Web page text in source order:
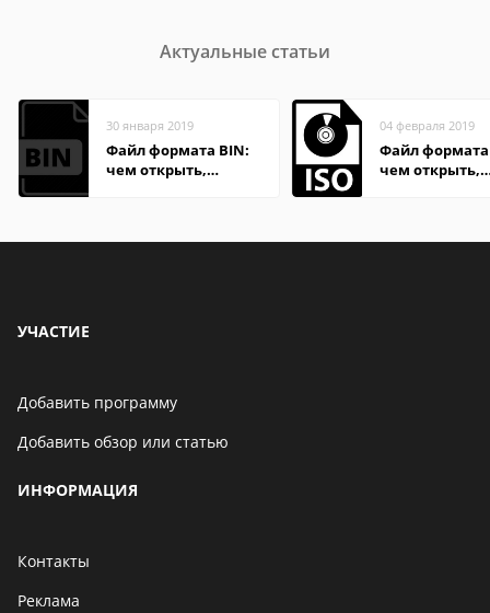
Актуальные статьи
30 января 2019
Файл формата BIN:
чем открыть,
04 февраля 2019
Файл формата
чем открыть,
УЧАСТИЕ
Добавить программу
Добавить обзор или статью
ИНФОРМАЦИЯ
Контакты
Реклама